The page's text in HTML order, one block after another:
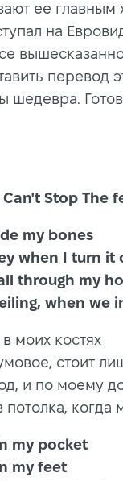
ее главным
на
перевод
шедевра.
Stop The
wavey
all
when
моих костях
стоит
и по моему
когда
in
soul